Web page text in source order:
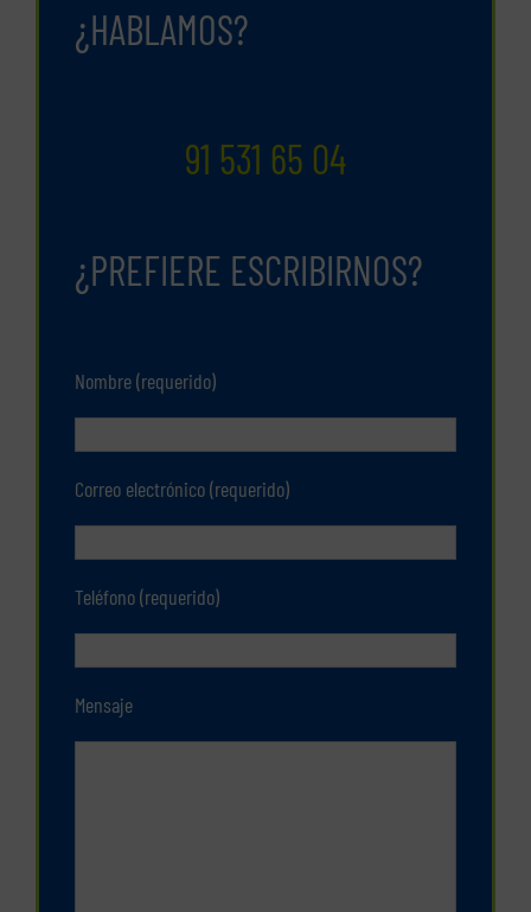
¿HABLAMOS?
91 531 65 04
¿PREFIERE ESCRIBIRNOS?
Nombre (requerido)
Correo electrónico (requerido)
Teléfono (requerido)
Mensaje